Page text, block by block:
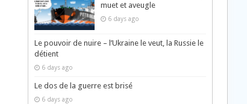
muet et aveugle
6 days ago
Le pouvoir de nuire – l’Ukraine le veut, la Russie le
détient
6 days ago
Le dos de la guerre est brisé
6 days ago